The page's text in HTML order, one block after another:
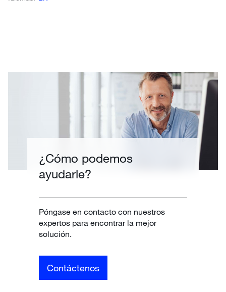
¿Cómo podemos
ayudarle?
Póngase en contacto con nuestros
expertos para encontrar la mejor
solución.
Contáctenos